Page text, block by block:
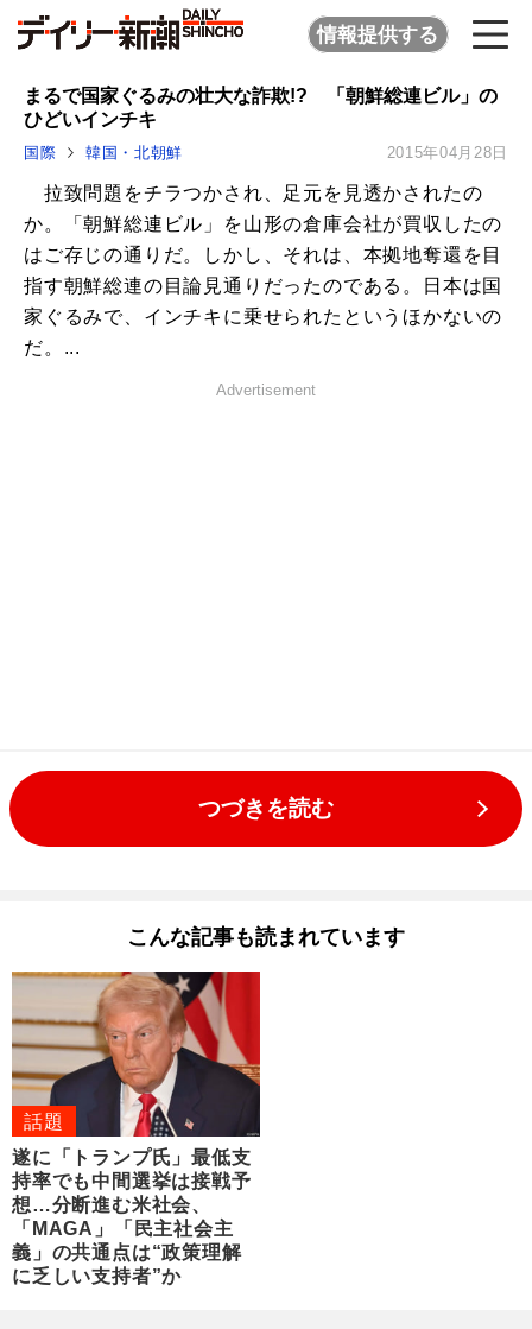
情報提供する
まるで国家ぐるみの壮大な詐欺!? 「朝鮮総連ビル」の
ひどいインチキ
国際 韓国・北朝鮮 2015年04月28日
拉致問題をチラつかされ、足元を見透かされたの
か。「朝鮮総連ビル」を山形の倉庫会社が買収したの
はご存じの通りだ。しかし、それは、本拠地奪還を目
指す朝鮮総連の目論見通りだったのである。日本は国
家ぐるみで、インチキに乗せられたというほかないの
だ。...
Advertisement
つづきを読む
こんな記事も読まれています
話題
遂に「トランプ氏」最低支
持率でも中間選挙は接戦予
想…分断進む米社会、
「MAGA」「民主社会主
義」の共通点は“政策理解
に乏しい支持者”か